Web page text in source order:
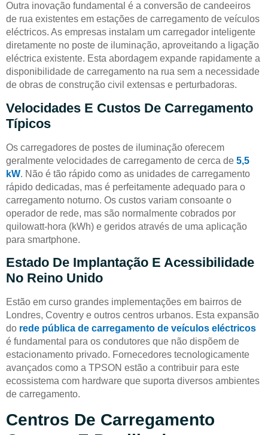
Outra inovação fundamental é a conversão de candeeiros
de rua existentes em estações de carregamento de veículos
eléctricos. As empresas instalam um carregador inteligente
diretamente no poste de iluminação, aproveitando a ligação
eléctrica existente. Esta abordagem expande rapidamente a
disponibilidade de carregamento na rua sem a necessidade
de obras de construção civil extensas e perturbadoras.
Velocidades E Custos De Carregamento
Típicos
Os carregadores de postes de iluminação oferecem
geralmente velocidades de carregamento de cerca de 5,5
kW. Não é tão rápido como as unidades de carregamento
rápido dedicadas, mas é perfeitamente adequado para o
carregamento noturno. Os custos variam consoante o
operador de rede, mas são normalmente cobrados por
quilowatt-hora (kWh) e geridos através de uma aplicação
para smartphone.
Estado De Implantação E Acessibilidade
No Reino Unido
Estão em curso grandes implementações em bairros de
Londres, Coventry e outros centros urbanos. Esta expansão
do rede pública de carregamento de veículos eléctricos
é fundamental para os condutores que não dispõem de
estacionamento privado. Fornecedores tecnologicamente
avançados como a TPSON estão a contribuir para este
ecossistema com hardware que suporta diversos ambientes
de carregamento.
Centros De Carregamento